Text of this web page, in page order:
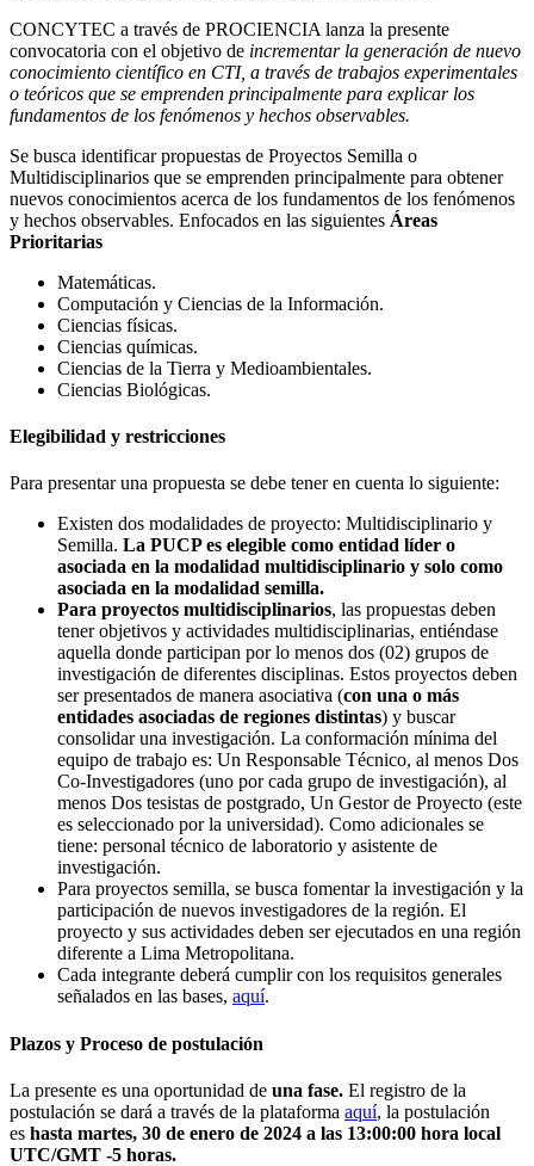
CONCYTEC a través de PROCIENCIA lanza la presente
convocatoria con el objetivo de incrementar la generación de nuevo
conocimiento científico en CTI, a través de trabajos experimentales
o teóricos que se emprenden principalmente para explicar los
fundamentos de los fenómenos y hechos observables.
Se busca identificar propuestas de Proyectos Semilla o
Multidisciplinarios que se emprenden principalmente para obtener
nuevos conocimientos acerca de los fundamentos de los fenómenos
y hechos observables. Enfocados en las siguientes Áreas
Prioritarias
Matemáticas.
Computación y Ciencias de la Información.
Ciencias físicas.
Ciencias químicas.
Ciencias de la Tierra y Medioambientales.
Ciencias Biológicas.
Elegibilidad y restricciones
Para presentar una propuesta se debe tener en cuenta lo siguiente:
Existen dos modalidades de proyecto: Multidisciplinario y
Semilla. La PUCP es elegible como entidad líder o
asociada en la modalidad multidisciplinario y solo como
asociada en la modalidad semilla.
Para proyectos multidisciplinarios, las propuestas deben
tener objetivos y actividades multidisciplinarias, entiéndase
aquella donde participan por lo menos dos (02) grupos de
investigación de diferentes disciplinas. Estos proyectos deben
ser presentados de manera asociativa (con una o más
entidades asociadas de regiones distintas) y buscar
consolidar una investigación. La conformación mínima del
equipo de trabajo es: Un Responsable Técnico, al menos Dos
Co-Investigadores (uno por cada grupo de investigación), al
menos Dos tesistas de postgrado, Un Gestor de Proyecto (este
es seleccionado por la universidad). Como adicionales se
tiene: personal técnico de laboratorio y asistente de
investigación.
Para proyectos semilla, se busca fomentar la investigación y la
participación de nuevos investigadores de la región. El
proyecto y sus actividades deben ser ejecutados en una región
diferente a Lima Metropolitana.
Cada integrante deberá cumplir con los requisitos generales
señalados en las bases, aquí.
Plazos y Proceso de postulación
La presente es una oportunidad de una fase. El registro de la
postulación se dará a través de la plataforma aquí, la postulación
es hasta martes, 30 de enero de 2024 a las 13:00:00 hora local
UTC/GMT -5 horas.